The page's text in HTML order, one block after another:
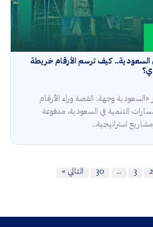
السعودية.. كيف ترسم الأرقام خريطة
وجهة.. القصة وراء الأرقام
مسارات التنمية في السعودية، مدفوعة
استراتيجية...
2
3
…
30 التالي »